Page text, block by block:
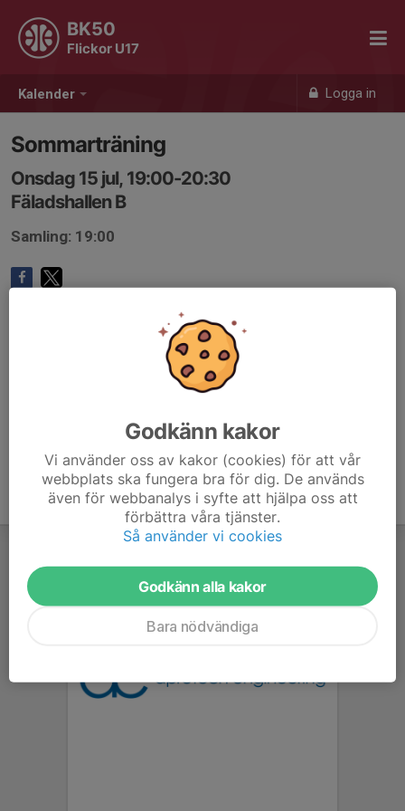
Kalender Logga in
BK50
Flickor U17
Sommarträning
Onsdag 15 jul, 19:00-20:30
Fäladshallen B
Samling: 19:00
Godkänn kakor
Vi använder oss av kakor (cookies) för att vår
webbplats ska fungera bra för dig. De används
även för webbanalys i syfte att hjälpa oss att
förbättra våra tjänster.
Så använder vi cookies
Godkänn alla kakor
Bara nödvändiga